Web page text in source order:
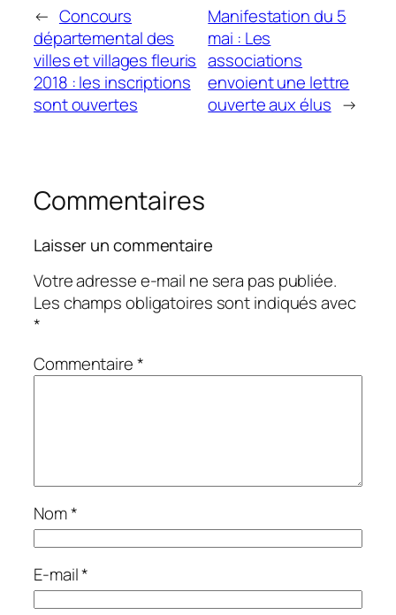
← Concours
départemental des
villes et villages fleuris
2018 : les inscriptions
sont ouvertes
Manifestation du 5
mai : Les
associations
envoient une lettre
ouverte aux élus →
Commentaires
Laisser un commentaire
Votre adresse e-mail ne sera pas publiée.
Les champs obligatoires sont indiqués avec
*
Commentaire*
Nom*
E-mail*